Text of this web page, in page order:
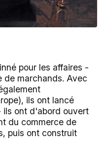
pour les affaires -
de marchands. Avec
ils ont lancé
ils ont d'abord ouvert
du commerce de
puis ont construit